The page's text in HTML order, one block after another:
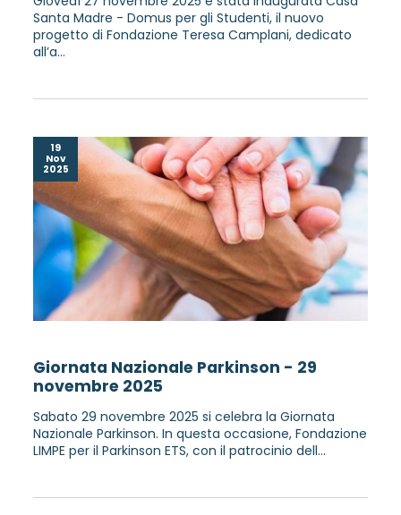
Santa Madre - Domus per gli Studenti, il nuovo
progetto di Fondazione Teresa Camplani, dedicato
all’a...
19
Nov
2025
Giornata Nazionale Parkinson - 29
novembre 2025
Sabato 29 novembre 2025 si celebra la Giornata
Nazionale Parkinson. In questa occasione, Fondazione
LIMPE per il Parkinson ETS, con il patrocinio dell...